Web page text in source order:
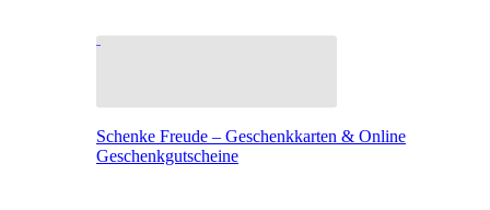
Schenke Freude – Geschenkkarten & Online
Geschenkgutscheine